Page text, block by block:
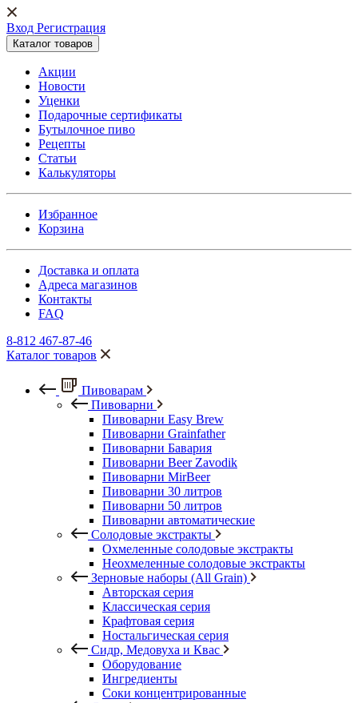
Вход Регистрация
Каталог товаров
Акции
Новости
Уценки
Подарочные сертификаты
Бутылочное пиво
Рецепты
Статьи
Калькуляторы
Избранное
Корзина
Доставка и оплата
Адреса магазинов
Контакты
FAQ
8-812 467-87-46
Каталог товаров
Пивоварам
Пивоварни
Пивоварни Easy Brew
Пивоварни Grainfather
Пивоварни Бавария
Пивоварни Beer Zavodik
Пивоварни MirBeer
Пивоварни 30 литров
Пивоварни 50 литров
Пивоварни автоматические
Солодовые экстракты
Охмеленные солодовые экстракты
Неохмеленные солодовые экстракты
Зерновые наборы (All Grain)
Авторская серия
Классическая серия
Крафтовая серия
Ностальгическая серия
Сидр, Медовуха и Квас
Оборудование
Ингредиенты
Соки концентрированные